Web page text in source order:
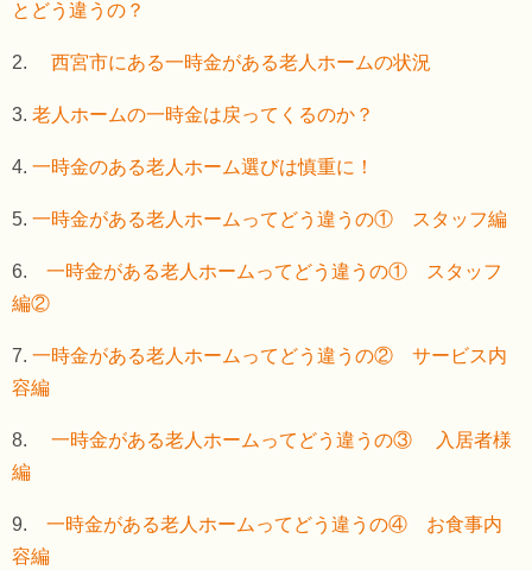
とどう違うの？
2. 西宮市にある一時金がある老人ホームの状況
3. 老人ホームの一時金は戻ってくるのか？
4. 一時金のある老人ホーム選びは慎重に！
5. 一時金がある老人ホームってどう違うの① スタッフ編
6. 一時金がある老人ホームってどう違うの① スタッフ
編②
7. 一時金がある老人ホームってどう違うの② サービス内
容編
8. 一時金がある老人ホームってどう違うの③ 入居者様
編
9. 一時金がある老人ホームってどう違うの④ お食事内
容編